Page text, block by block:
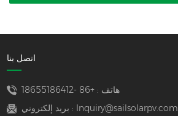
اتصل بنا
هاتف :+86 -18655186412
بريد إلكتروني :
Inquiry@sailsolarpv.com